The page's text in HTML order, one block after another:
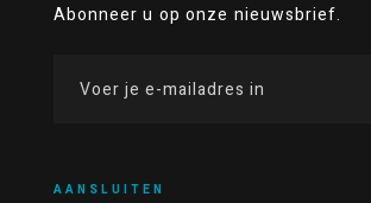
Abonneer u op onze nieuwsbrief.
AANSLUITEN